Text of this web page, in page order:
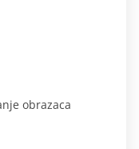
obrazaca